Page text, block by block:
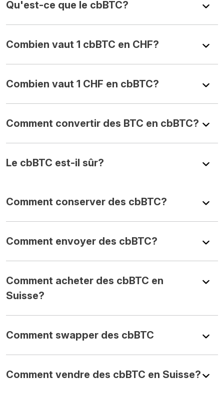
Qu'est-ce que le cbBTC?
Combien vaut 1 cbBTC en CHF?
Combien vaut 1 CHF en cbBTC?
Comment convertir des BTC en cbBTC?
Le cbBTC est-il sûr?
Comment conserver des cbBTC?
Comment envoyer des cbBTC?
Comment acheter des cbBTC en
Suisse?
Comment swapper des cbBTC
Comment vendre des cbBTC en Suisse?